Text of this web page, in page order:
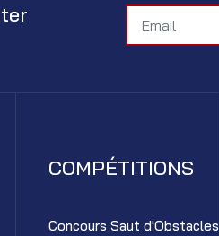
COMPÉTITIONS
Concours Saut d'Obstacles